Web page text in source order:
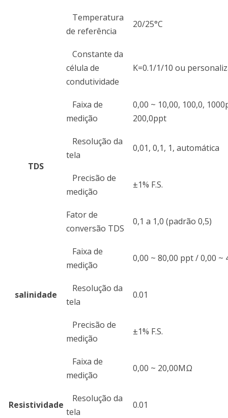
Temperatura
de referência
20/25°C
Constante da
célula de
condutividade
K=0.1/1/10 ou
TDS
Faixa de
medição
0,00 ~ 10,00, 100,0,
200,0ppt
Resolução da
tela
0,01, 0,1, 1, automática
Precisão de
medição
±1% F.S.
Fator de
conversão TDS
0,1 a 1,0 (padrão 0,5)
salinidade
Faixa de
medição
0,00 ~ 80,00 ppt / 0,00 ~
Resolução da
tela
0.01
Precisão de
medição
±1% F.S.
Resistividade
Faixa de
medição
0,00 ~ 20,00MΩ
Resolução da
tela
0.01